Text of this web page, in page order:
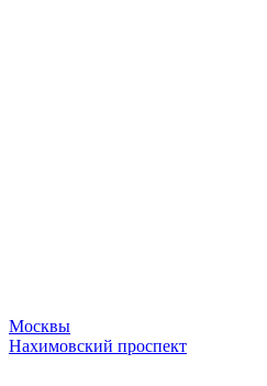
Москвы
Нахимовский проспект